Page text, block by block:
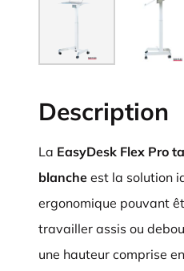
Description
La EasyDesk Flex Pro
blanche est la solution
ergonomique pouvant
travailler assis ou
une hauteur comprise